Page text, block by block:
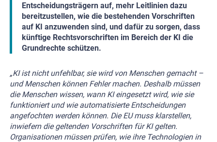
Entscheidungsträgern auf, mehr Leitlinien dazu
bereitzustellen, wie die bestehenden Vorschriften
auf KI anzuwenden sind, und dafür zu sorgen, dass
künftige Rechtsvorschriften im Bereich der KI die
Grundrechte schützen.
„KI ist nicht unfehlbar, sie wird von Menschen gemacht –
und Menschen können Fehler machen. Deshalb müssen
die Menschen wissen, wann KI eingesetzt wird, wie sie
funktioniert und wie automatisierte Entscheidungen
angefochten werden können. Die EU muss klarstellen,
inwiefern die geltenden Vorschriften für KI gelten.
Organisationen müssen prüfen, wie ihre Technologien in